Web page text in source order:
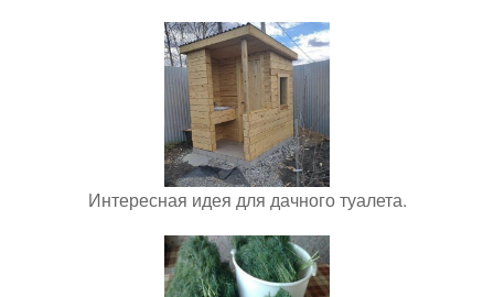
Интересная идея для дачного туалета.